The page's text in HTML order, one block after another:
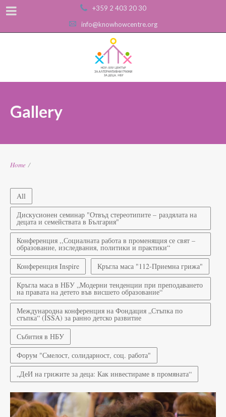
+359 2 403 20 30
info@knowhowcentre.org
Gallery
Home /
All
Дискусионен семинар "Отвъд стереотипите – раздялата на
децата и семействата в България"
Конференция ,,Социалната работа в променящия се свят –
образование, изследвания, политики и практики“
Конференция Inspire
Кръгла маса "112-Приемна грижа"
Кръгла маса в НБУ „Модерни тенденции при преподаването
на правата на детето във висшето образование“
Международна конференция на Фондация „Стъпка по
стъпка“ (ISSA) за ранно детско развитие
Събития в НБУ
Форум "Смелост, солидарност, соц. работа"
„ДеИ на грижите за деца: Как инвестираме в промяната“